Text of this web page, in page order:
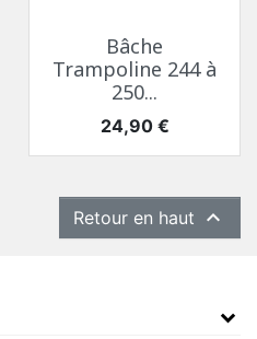
Bâche
Trampoline 244 à
250...
Prix
24,90 €
Retour en haut 